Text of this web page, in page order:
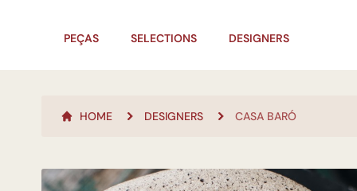
PEÇAS SELECTIONS DESIGNERS
HOME DESIGNERS CASA BARÓ